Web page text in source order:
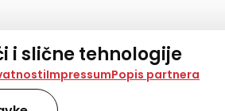
i slične tehnologije
stranici koristimo kolačiće i slične
promet na stranici te prikazujemo
ove tehnologije.
ImpressumPopis partnera